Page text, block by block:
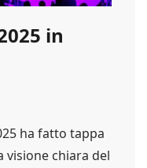
in
ha fatto tappa
visione chiara del